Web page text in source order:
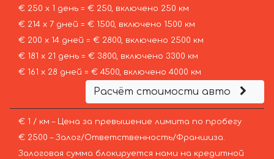
€ 250 х 1 день = € 250, включено 250 км
€ 214 х 7 дней = € 1500, включено 1500 км
€ 200 х 14 дней = € 2800, включено 2500 км
€ 181 х 21 день = € 3800, включено 3300 км
€ 161 х 28 дней = € 4500, включено 4000 км
Расчёт стоимости авто
€ 1 / км – Цена за превышение лимита по пробегу
€ 2500 – Залог/Ответственность/Франшиза.
Залоговая сумма блокируется нами на кредитной